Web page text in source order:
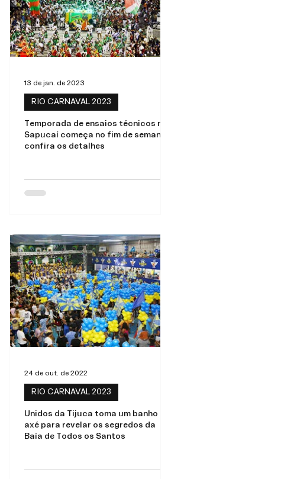
Temporada de ensaios técnicos na
Sapucaí começa no fim de semana;
confira os detalhes
RIO CARNAVAL 2023
13 de jan. de 2023
Unidos da Tijuca toma um banho de
axé para revelar os segredos da
Baía de Todos os Santos
RIO CARNAVAL 2023
24 de out. de 2022